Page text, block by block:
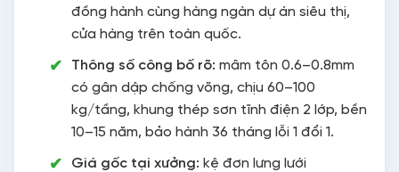
đồng hành cùng hàng ngàn dự án siêu thị,
cửa hàng trên toàn quốc.
Thông số công bố rõ: mâm tôn 0.6–0.8mm
có gân dập chống võng, chịu 60–100
kg/tầng, khung thép sơn tĩnh điện 2 lớp, bền
10–15 năm, bảo hành 36 tháng lỗi 1 đổi 1.
Giá gốc tại xưởng: kệ đơn lưng lưới